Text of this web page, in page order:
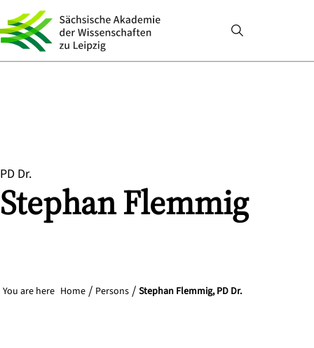
PD Dr.
StephanFlemmig
You are here Home Persons Stephan Flemmig, PD Dr.